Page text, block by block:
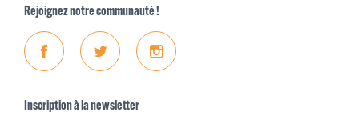
Rejoignez notre communauté !
FacebookTwitter Instagram
Inscription à la newsletter